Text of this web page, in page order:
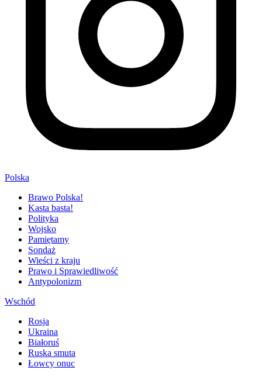
Polska
Brawo Polska!
Kasta basta!
Polityka
Wojsko
Pamiętamy
Sondaż
Wieści z kraju
Prawo i Sprawiedliwość
Antypolonizm
Wschód
Rosja
Ukraina
Białoruś
Ruska smuta
Łowcy onuc